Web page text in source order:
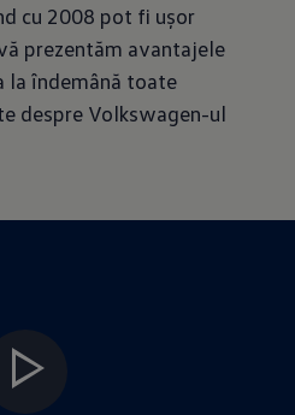
cu 2008 pot fi ușor
prezentăm avantajele
la îndemână toate
despre Volkswagen-ul